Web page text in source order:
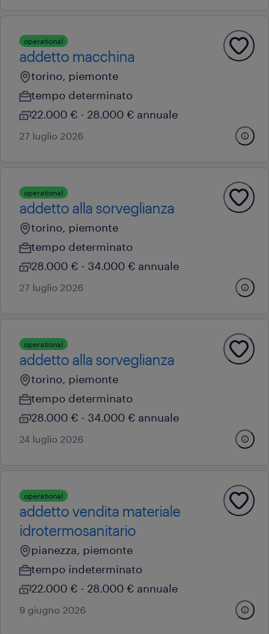
operational
addetto macchina
torino, piemonte
tempo determinato
22.000 € - 28.000 € annuale
27 luglio 2026
operational
addetto alla sorveglianza
torino, piemonte
tempo determinato
28.000 € - 34.000 € annuale
27 luglio 2026
operational
addetto alla sorveglianza
torino, piemonte
tempo determinato
28.000 € - 34.000 € annuale
24 luglio 2026
operational
addetto vendita materiale
idrotermosanitario
pianezza, piemonte
tempo indeterminato
22.000 € - 28.000 € annuale
9 giugno 2026